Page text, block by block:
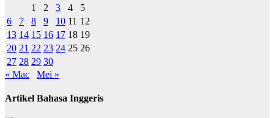
1
2 3 4
5
6
7 8 9 10 11 12
13 14 15 16 17 18 19
20 21 22 23 24 25 26
27 28 29 30
« Mac
Mei »
Artikel Bahasa Inggeris